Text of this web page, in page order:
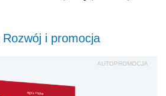
Rozwój i promocja
AUTOPROMOCJA